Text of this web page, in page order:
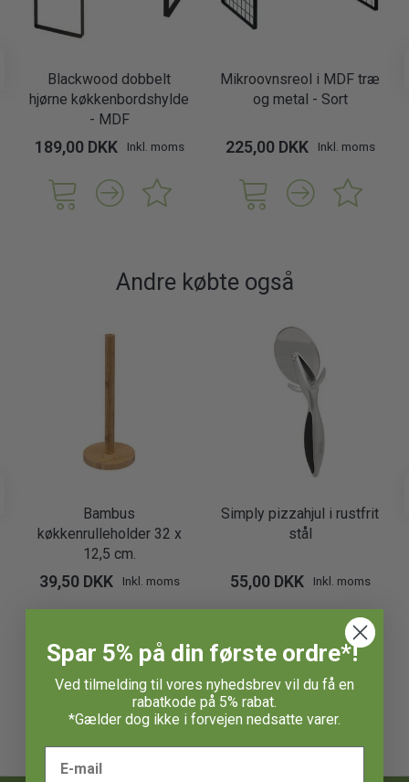
Blackwood dobbelt
hjørne køkkenbordshylde
- MDF
189,00 DKK Inkl. moms
Mikroovnsreol i MDF træ
og metal - Sort
225,00 DKK Inkl. moms
Andre købte også
Bambus
køkkenrulleholder 32 x
12,5 cm.
39,50 DKK Inkl. moms
Simply pizzahjul i rustfrit
stål
55,00 DKK Inkl. moms
Relaterede
Spar 5% på din første ordre*!
Ved tilmelding til vores nyhedsbrev vil du få en
rabatkode på 5% rabat.
*Gælder dog ikke i forvejen nedsatte varer.